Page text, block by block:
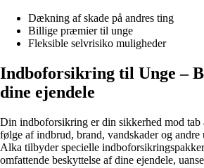
Dækning af skade på andres ting
Billige præmier til unge
Fleksible selvrisiko muligheder
Indboforsikring til Unge –
dine ejendele
Din indboforsikring er din sikkerhed mod tab
følge af indbrud, brand, vandskader og andre
Alka tilbyder specielle
omfattende beskyttelse af dine ejendele,